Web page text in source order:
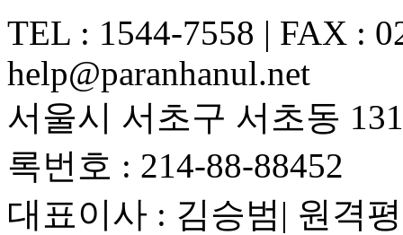
TEL : 1544-7558 | FAX :
help@paranhanul.net
서울시 서초구 서초동
록번호 : 214-88-88452
대표이사 : 김승범| 원격